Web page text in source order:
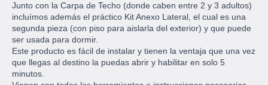
Junto con la Carpa de Techo (donde caben entre 2 y 3 adultos)
incluímos además el práctico Kit Anexo Lateral, el cual es una
segunda pieza (con piso para aislarla del exterior) y que puede
ser usada para dormir.
Este producto es fácil de instalar y tienen la ventaja que una vez
que llegas al destino la puedas abrir y habilitar en solo 5
minutos.